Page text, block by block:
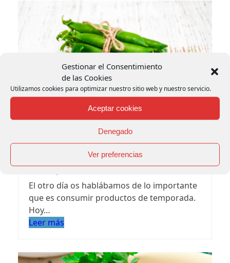
Gestionar el Consentimiento
de las Cookies
Utilizamos cookies para optimizar nuestro sitio web y nuestro servicio.
Aceptar cookies
Denegado
Ver preferencias
Guisantes frescos con jamón y huevo
El otro día os hablábamos de lo importante
que es consumir productos de temporada.
Hoy…
Leer más